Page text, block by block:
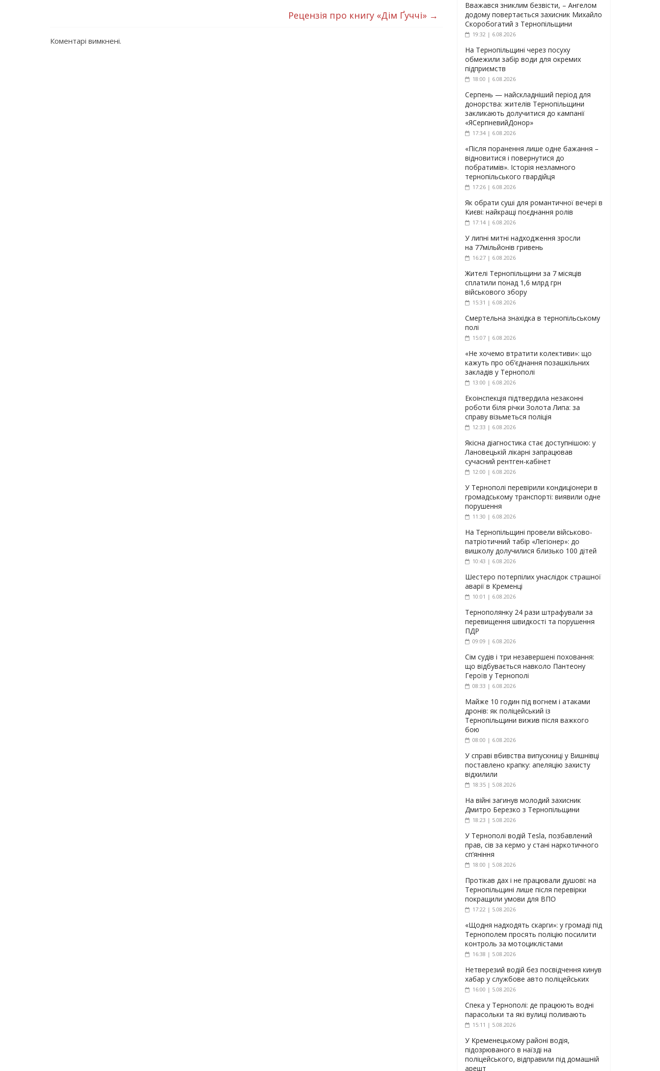
Рецензія про книгу «Дім Ґуччі» →
Коментарі вимкнені.
Вважався зниклим безвісти, – Ангелом
додому повертається захисник Михайло
Скоробогатий з Тернопільщини
19:32 | 6.08.2026
На Тернопільщині через посуху
обмежили забір води для окремих
підприємств
18:00 | 6.08.2026
Серпень — найскладніший період для
донорства: жителів Тернопільщини
закликають долучитися до кампанії
«ЯСерпневийДонор»
17:34 | 6.08.2026
«Після поранення лише одне бажання –
відновитися і повернутися до
побратимів». Історія незламного
тернопільського гвардійця
17:26 | 6.08.2026
Як обрати суші для романтичної вечері в
Києві: найкращі поєднання ролів
17:14 | 6.08.2026
У липні митні надходження зросли
на 77мільйонів гривень
16:27 | 6.08.2026
Жителі Тернопільщини за 7 місяців
сплатили понад 1,6 млрд грн
військового збору
15:31 | 6.08.2026
Смертельна знахідка в тернопільському
полі
15:07 | 6.08.2026
«Не хочемо втратити колективи»: що
кажуть про об’єднання позашкільних
закладів у Тернополі
13:00 | 6.08.2026
Екоінспекція підтвердила незаконні
роботи біля річки Золота Липа: за
справу візьметься поліція
12:33 | 6.08.2026
Якісна діагностика стає доступнішою: у
Лановецькій лікарні запрацював
сучасний рентген-кабінет
12:00 | 6.08.2026
У Тернополі перевірили кондиціонери в
громадському транспорті: виявили одне
порушення
11:30 | 6.08.2026
На Тернопільщині провели військово-
патріотичний табір «Легіонер»: до
вишколу долучилися близько 100 дітей
10:43 | 6.08.2026
Шестеро потерпілих унаслідок страшної
аварії в Кременці
10:01 | 6.08.2026
Тернополянку 24 рази штрафували за
перевищення швидкості та порушення
ПДР
09:09 | 6.08.2026
Сім судів і три незавершені поховання:
що відбувається навколо Пантеону
Героїв у Тернополі
08:33 | 6.08.2026
Майже 10 годин під вогнем і атаками
дронів: як поліцейський із
Тернопільщини вижив після важкого
бою
08:00 | 6.08.2026
У справі вбивства випускниці у Вишнівці
поставлено крапку: апеляцію захисту
відхилили
18:35 | 5.08.2026
На війні загинув молодий захисник
Дмитро Березко з Тернопільщини
18:23 | 5.08.2026
У Тернополі водій Tesla, позбавлений
прав, сів за кермо у стані наркотичного
сп’яніння
18:00 | 5.08.2026
Протікав дах і не працювали душові: на
Тернопільщині лише після перевірки
покращили умови для ВПО
17:22 | 5.08.2026
«Щодня надходять скарги»: у громаді під
Тернополем просять поліцію посилити
контроль за мотоциклістами
16:38 | 5.08.2026
Нетверезий водій без посвідчення кинув
хабар у службове авто поліцейських
16:00 | 5.08.2026
Спека у Тернополі: де працюють водні
парасольки та які вулиці поливають
15:11 | 5.08.2026
У Кременецькому районі водія,
підозрюваного в наїзді на
поліцейського, відправили під домашній
арешт